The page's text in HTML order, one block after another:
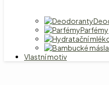
Parfémy
Vlastní motiv